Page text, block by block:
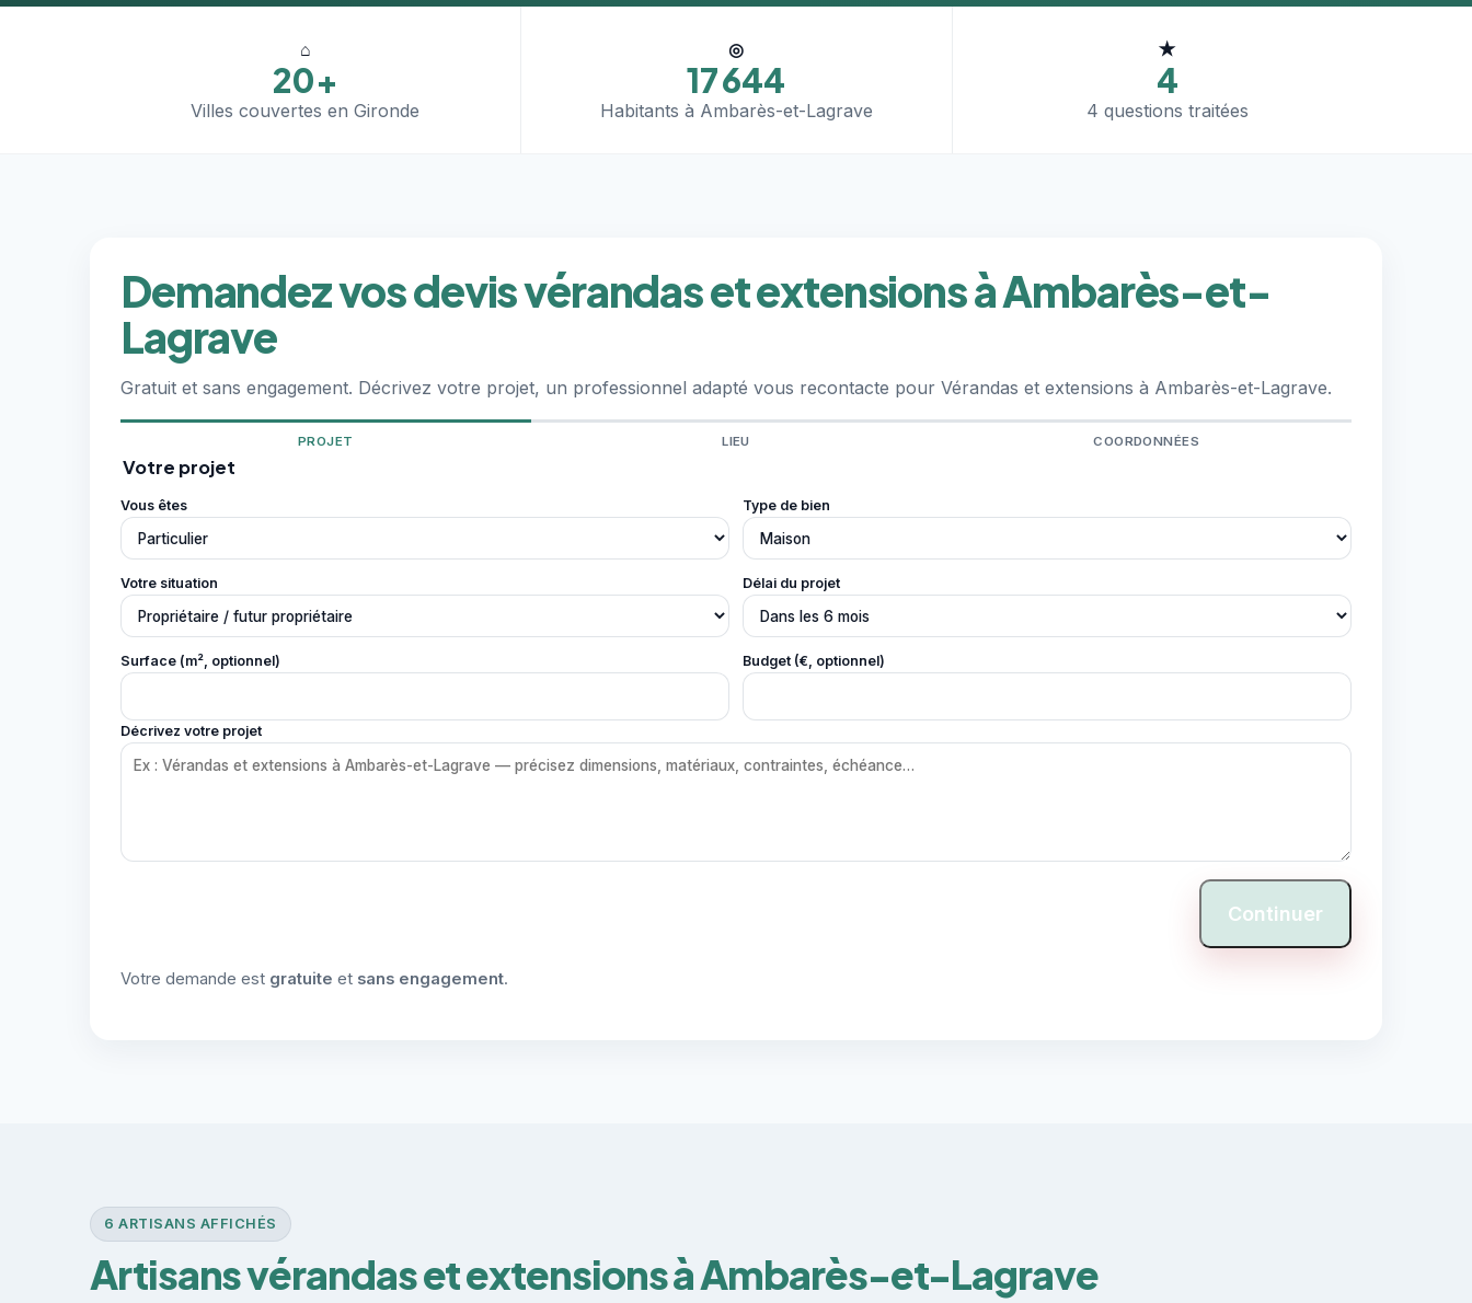
⌂
20+
Villes couvertes en Gironde
◎
17 644
Habitants à Ambarès-et-Lagrave
★
4
4 questions traitées
Demandez vos devis vérandas et extensions à Ambarès-et-
Lagrave
Gratuit et sans engagement. Décrivez votre projet, un professionnel adapté vous recontacte pour Vérandas et extensions à Ambarès-et-Lagrave.
PROJET LIEU COORDONNÉES
Votre projet
Vous êtes Type de bien
Votre situation Délai du projet
Surface (m², optionnel) Budget (€, optionnel)
Décrivez votre projet
Continuer
Votre demande est gratuite et sans engagement.
6 ARTISANS AFFICHÉS
Artisans vérandas et extensions à Ambarès-et-Lagrave